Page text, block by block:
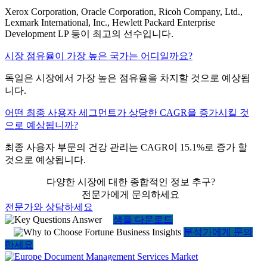
Xerox Corporation, Oracle Corporation, Ricoh Company, Ltd.,
Lexmark International, Inc., Hewlett Packard Enterprise
Development LP 등이 최고의 선수입니다.
시장 점유율이 가장 높은 국가는 어디일까요?
독일은 시장에서 가장 높은 점유율을 차지할 것으로 예상됩
니다.
어떤 최종 사용자 세그먼트가 상당한 CAGR을 증가시킬 것
으로 예상됩니까?
최종 사용자 부문의 건강 관리는 CAGR이 15.1%로 증가 할
것으로 예상됩니다.
다양한 시장에 대한 종합적인 정보 추구?
전문가에게 문의하세요
전문가와 상담하세요
샘플 다운로드
분석가에게 문의
하세요